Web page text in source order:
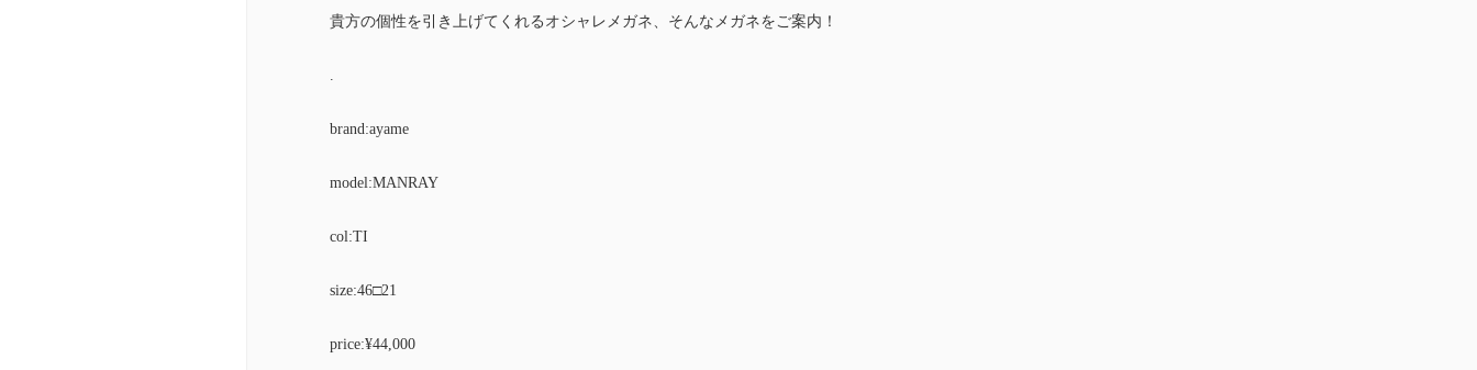
貴方の個性を引き上げてくれるオシャレメガネ、そんなメガネをご案内！
.
brand:ayame
model:MANRAY
col:TI
size:46□21
price:¥44,000